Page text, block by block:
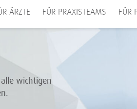
ÄRZTE FÜR PRAXISTEAMS FÜR
wichtigen